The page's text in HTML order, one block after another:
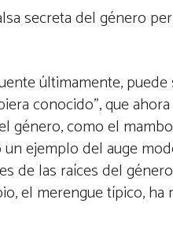
secreta del género
últimamente,
conocido”, que
género, como el
un ejemplo del auge
de las raíces del
el merengue típico, ha